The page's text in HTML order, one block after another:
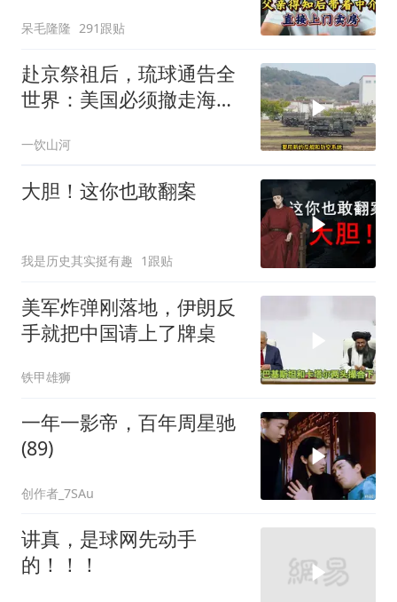
呆毛隆隆 291跟贴
赴京祭祖后，琉球通告全
世界：美国必须撤走海马
一饮山河
大胆！这你也敢翻案
我是历史其实挺有趣 1跟贴
美军炸弹刚落地，伊朗反
手就把中国请上了牌桌
铁甲雄狮
一年一影帝，百年周星驰
(89)
创作者_7SAu
讲真，是球网先动手
的！！！